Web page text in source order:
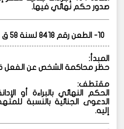
صدور حكم نهائي فيها.
10- الطعن رقم 8418 لسنة 58 ق – جلسة 8/3/1989
المبدأ:
حظر محاكمة الشخص عن الفعل
مقتطف:
الحكم النهائي بالبراءة أو
الدعوى الجنائية بالنسبة
إليه.